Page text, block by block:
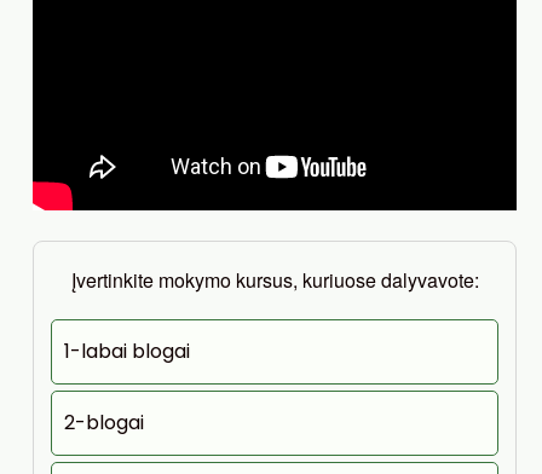
Įvertinkite mokymo kursus, kuriuose dalyvavote:
1-labai blogai
2-blogai